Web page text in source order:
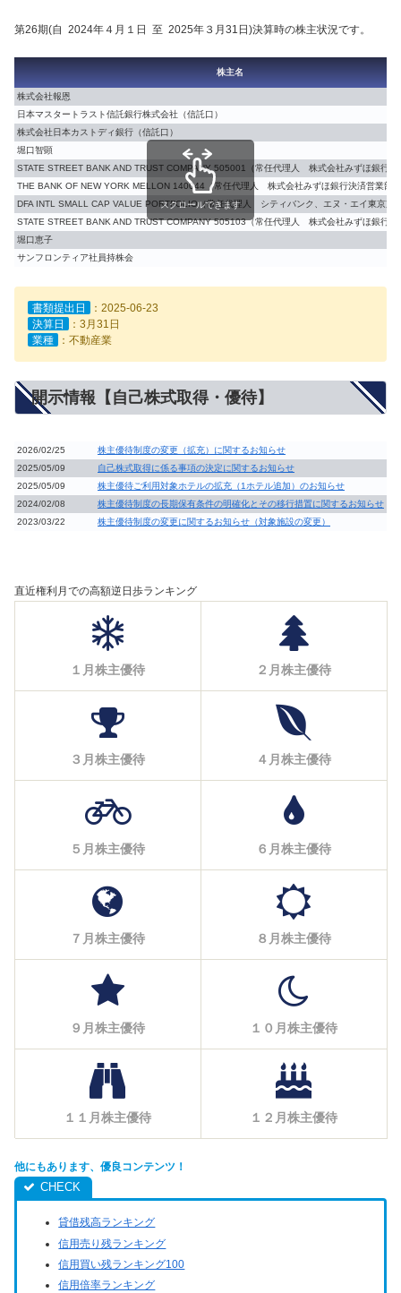
第26期(自 2024年４月１日 至 2025年３月31日)決算時の株主状況です。
株主名
株式会社報恩
日本マスタートラスト信託銀行株式会社（信託口）
株式会社日本カストディ銀行（信託口）
堀口智顕
STATE STREET BANK AND TRUST COMPANY 505001（常任代理人 株式会社みずほ銀行決
THE BANK OF NEW YORK MELLON 140044（常任代理人 株式会社みずほ銀行決済営業部）
DFA INTL SMALL CAP VALUE PORTFOLIO（常任代理人 シティバンク、エヌ・エイ東京支
STATE STREET BANK AND TRUST COMPANY 505103（常任代理人 株式会社みずほ銀行決
堀口恵子
サンフロンティア社員持株会
スクロールできます
書類提出日
：2025-06-23
決算日
：3月31日
業種
：不動産業
開示情報【自己株式取得・優待】
2026/02/25
株主優待制度の変更（拡充）に関するお知らせ
2025/05/09
自己株式取得に係る事項の決定に関するお知らせ
2025/05/09
株主優待ご利用対象ホテルの拡充（1ホテル追加）のお知らせ
2024/02/08
株主優待制度の長期保有条件の明確化とその移行措置に関するお知らせ
2023/03/22
株主優待制度の変更に関するお知らせ（対象施設の変更）
直近権利月での高額逆日歩ランキング
１月株主優待 ２月株主優待
３月株主優待 ４月株主優待
５月株主優待 ６月株主優待
７月株主優待 ８月株主優待
９月株主優待 １０月株主優待
１１月株主優待 １２月株主優待
他にもあります、優良コンテンツ！
貸借残高ランキング
信用売り残ランキング
信用買い残ランキング100
信用倍率ランキング